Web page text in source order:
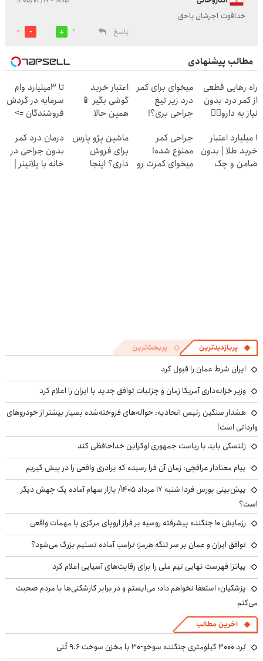
خداقوت اجرشان باحق
پاسخ
2
0
مطالب پیشنهادی
راه رهایی قطعی
از کمر درد بدون
نیاز به دارو👈🏻
میخوای برای کمر
درد زیر تیغ
جراحی بری؟!
پر کن◖
اعتبار خرید
گوشی بگیر 📱
همین حالا
بده 🎯
تا 3میلیارد وام
سرمایه در گردش
فروشندگان =>
ثبت کن
۱ میلیارد اعتبار
خرید طلا | بدون
ضامن و چک
جراحی کمر
ممنوع شده!
میخوای کمرت رو
ماشین پژو پارس
برای فروش
داری؟ اینجا
درمان درد کمر
بدون جراحی در
خانه با پلاتینر |
پربازدیدترین پربحث‌ترین
ایران شرط عمان را قبول کرد
وزیر خزانه‌داری آمریکا زمان و جزئیات توافق جدید با ایران را اعلام کرد
هشدار سنگین رئیس اتحادیه: حواله‌های فروخته‌شده بسیار بیشتر از خودروهای
وارداتی است!
زلنسکی باید با ریاست جمهوری اوکراین خداحافظی کند
پیام معنادار عراقچی: زمان آن فرا رسیده که برادری واقعی را در پیش گیریم
پیش‌بینی بورس فردا شنبه ۱۷ مرداد ۱۴۰۵/ بازار سهام آماده یک جهش دیگر
است؟
رزمایش ۱۰ جنگنده پیشرفته روسیه بر فراز اروپای مرکزی با مهمات واقعی
توافق ایران و عمان بر سر تنگه هرمز؛ ترامپ آماده تسلیم بزرگ می‌شود؟
پیاتزا فهرست نهایی تیم ملی را برای رقابت‌های آسیایی اعلام کرد
پزشکیان: استعفا نخواهم داد؛ می‌ایستم و در برابر کارشکنی‌ها با مردم صحبت
می‌کنم
آخرین مطالب
بُرد ۳۰۰۰ کیلومتری جنگنده سوخو-۳۰ با مخزن سوخت ۹.۶ تُنی